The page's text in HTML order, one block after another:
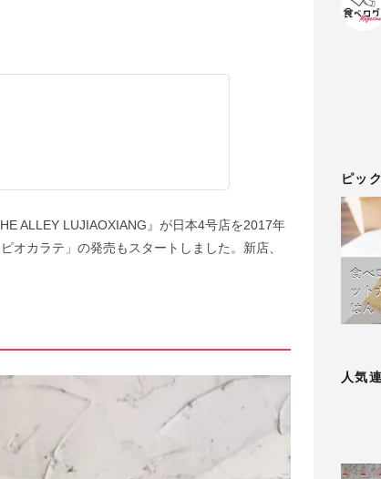
ALLEY LUJIAOXIANG』が日本4号店を2017年
オカラテ」の発売もスタートしました。新店、
ピッ
食べ
ット
はん
人気